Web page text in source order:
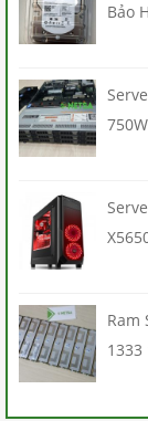
Bảo
Ram
1333